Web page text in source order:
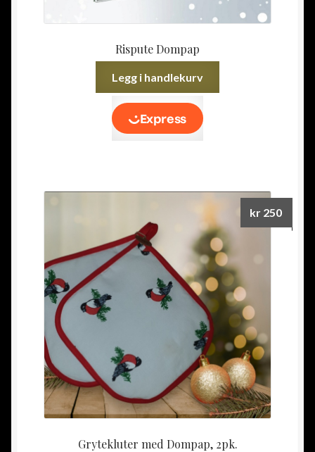
Rispute Dompap
Legg i handlekurv
Grytekluter med Dompap, 2pk.
kr 250